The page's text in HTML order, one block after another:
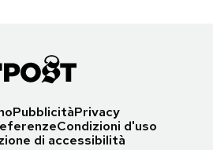
PubblicitàPrivacy
Condizioni d'uso
di accessibilità